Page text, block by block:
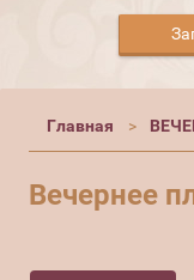
Главная
Вечернее